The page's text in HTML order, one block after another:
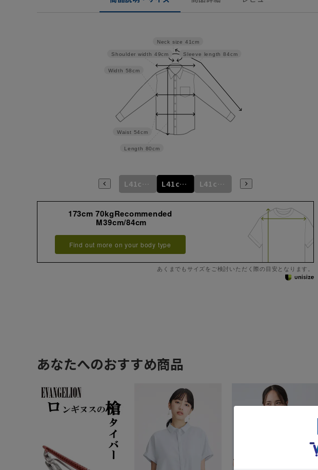
Sleeve length 84cm
Neck size 41cm
Length 80cm
Waist 54cm
Width 58cm
Shoulder width 49cm
L41cm/82cm L41cm/84cm L41cm/86cm
173cm 70kgRecommended
M39cm/84cm
Find out more on your body type
あくまでもサイズをご検討いただく際の目安となります。